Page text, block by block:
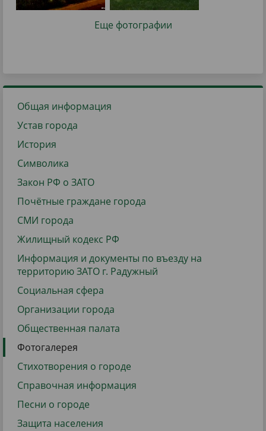
Еще фотографии
Общая информация
Устав города
История
Символика
Закон РФ о ЗАТО
Почётные граждане города
СМИ города
Жилищный кодекс РФ
Информация и документы по въезду на
территорию ЗАТО г. Радужный
Социальная сфера
Организации города
Общественная палата
Фотогалерея
Стихотворения о городе
Справочная информация
Песни о городе
Защита населения